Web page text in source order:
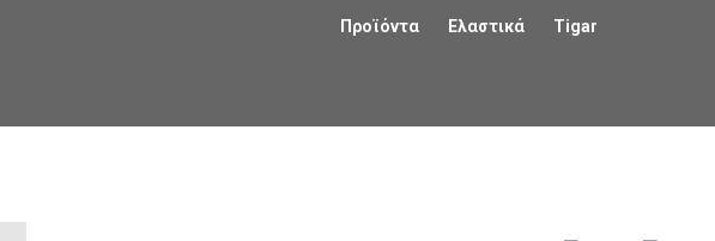
Προϊόντα Ελαστικά Tigar